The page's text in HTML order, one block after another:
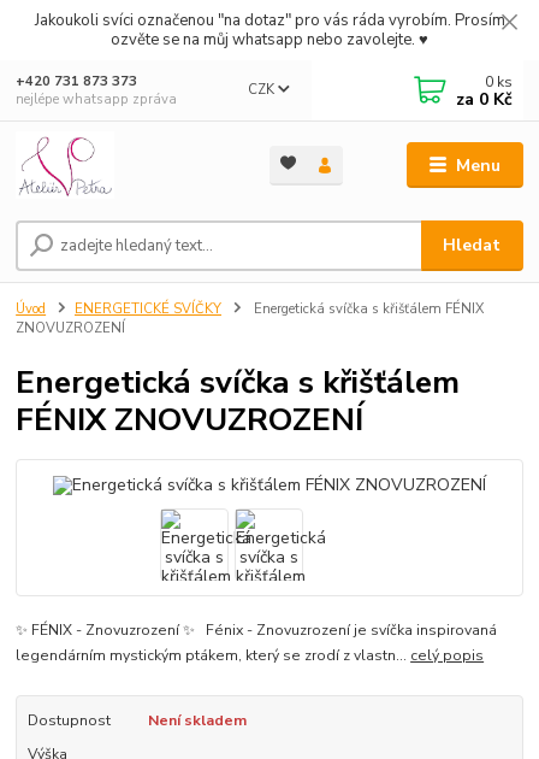
Jakoukoli svíci označenou "na dotaz" pro vás ráda vyrobím. Prosím
ozvěte se na můj whatsapp nebo zavolejte. ♥
Menu
CZK
Hledat
+420 731 873 373
nejlépe whatsapp zpráva
0 ks
za 0 Kč
Úvod ENERGETICKÉ SVÍČKY
Energetická svíčka s křišťálem FÉNIX
ZNOVUZROZENÍ
Energetická svíčka s křišťálem
FÉNIX ZNOVUZROZENÍ
✨ FÉNIX - Znovuzrození ✨ Fénix - Znovuzrození je svíčka inspirovaná
legendárním mystickým ptákem, který se zrodí z vlastn... celý popis
Dostupnost
Není skladem
Výška